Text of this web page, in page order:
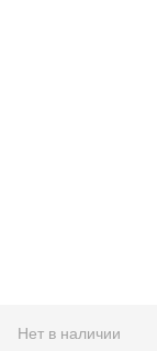
Нет в наличии